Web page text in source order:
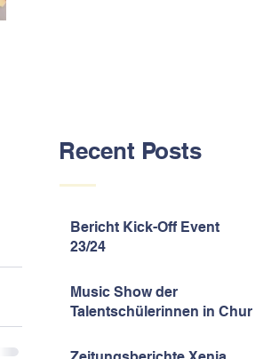
Recent Posts
Bericht Kick-Off Event
23/24
Music Show der
Talentschülerinnen in Chur